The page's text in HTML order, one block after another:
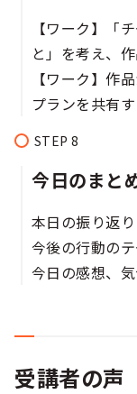
【ワーク】「
と」を考え、
【ワーク】作
プランを共有
今日のまと
本日の振り返り​
今後の行動の
今日の感想、
受講者の声